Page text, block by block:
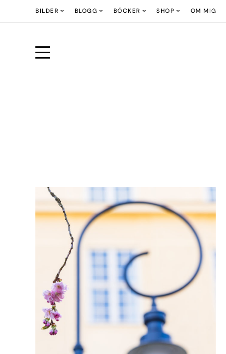
BILDER BLOGG BÖCKER SHOP OM MIG